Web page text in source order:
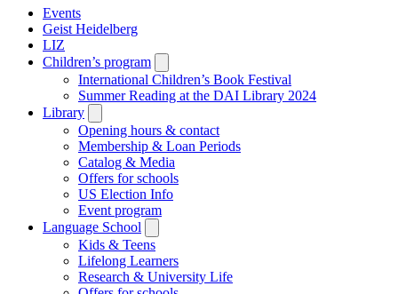
Events
Geist Heidelberg
LIZ
Children’s program
submenu
International Children’s Book Festival
Summer Reading at the DAI Library 2024
Library
submenu
Opening hours & contact
Membership & Loan Periods
Catalog & Media
Offers for schools
US Election Info
Event program
Language School
submenu
Kids & Teens
Lifelong Learners
Research & University Life